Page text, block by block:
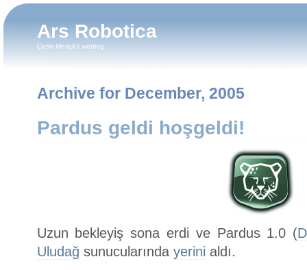
Ars Robotica
Çetin Meriçli's weblog
Archive for December, 2005
Pardus geldi hoşgeldi!
Uzun bekleyiş sona erdi ve Pardus 1.0 (
Uludağ sunucularında yerini aldı.